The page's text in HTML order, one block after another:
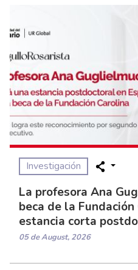
Investigación
La profesora Ana
beca de la
estancia corta
05 de August, 2026